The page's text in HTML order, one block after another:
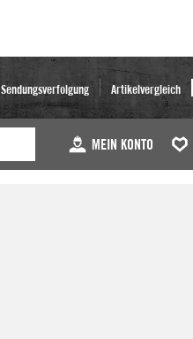
Sendungsverfolgung Artikelvergleich
MEIN KONTO